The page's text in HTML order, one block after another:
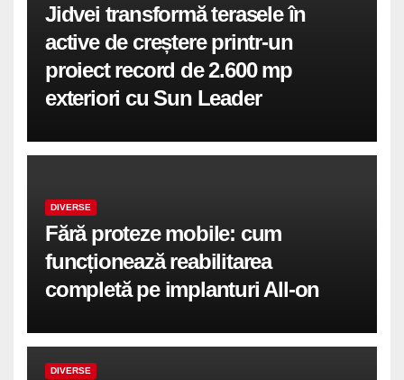
Jidvei transformă terasele în
active de creștere printr-un
proiect record de 2.600 mp
exteriori cu Sun Leader
DIVERSE
Fără proteze mobile: cum
funcționează reabilitarea
completă pe implanturi All-on
DIVERSE